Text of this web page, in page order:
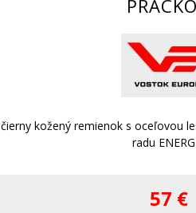
čierny kožený remienok s oceľovou
radu
57 €